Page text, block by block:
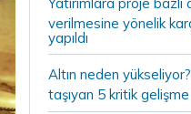
verilmesine yönelik
yapıldı
Altın neden
taşıyan 5 kritik gelişme